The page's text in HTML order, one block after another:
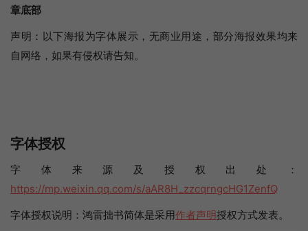
章底部
声明：以下海报为字体展示，无商业用途，部分海报效果均来
自网络，如果有侵权请告知。
字体授权
字体来源及授权出处：
https://mp.weixin.qq.com/s/aAR8H_zzcqrngcHG1ZenfQ
字体授权说明：鸿雷拙书简体是采用作者声明授权方式发表。